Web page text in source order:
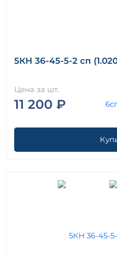
5КН 36-45-5-2 сп
Цена за шт.
11 200 ₽